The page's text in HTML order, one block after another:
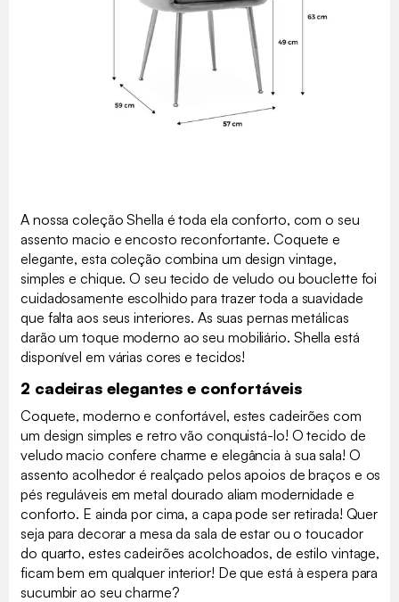
A nossa coleção Shella é toda ela conforto, com o seu
assento macio e encosto reconfortante. Coquete e
elegante, esta coleção combina um design vintage,
simples e chique. O seu tecido de veludo ou bouclette foi
cuidadosamente escolhido para trazer toda a suavidade
que falta aos seus interiores. As suas pernas metálicas
darão um toque moderno ao seu mobiliário. Shella está
disponível em várias cores e tecidos!
2 cadeiras elegantes e confortáveis
Coquete, moderno e confortável, estes cadeirões com
um design simples e retro vão conquistá-lo! O tecido de
veludo macio confere charme e elegância à sua sala! O
assento acolhedor é realçado pelos apoios de braços e os
pés reguláveis em metal dourado aliam modernidade e
conforto. E ainda por cima, a capa pode ser retirada! Quer
seja para decorar a mesa da sala de estar ou o toucador
do quarto, estes cadeirões acolchoados, de estilo vintage,
ficam bem em qualquer interior! De que está à espera para
sucumbir ao seu charme?